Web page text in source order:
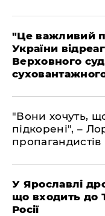
"Це важливий
України
Верховного
"Вони хочуть,
підкорені", –
У Ярославлі
що входить до
Росії